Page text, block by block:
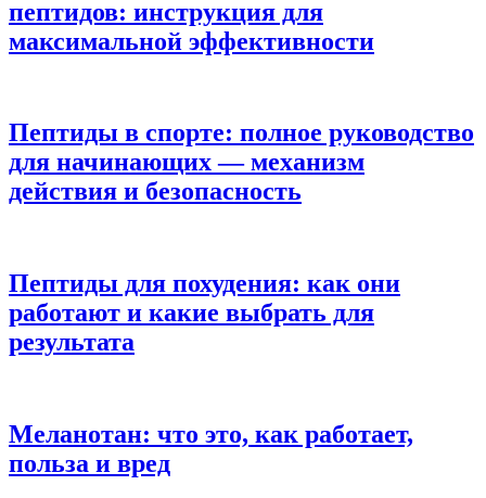
пептидов: инструкция для
максимальной эффективности
Пептиды в спорте: полное руководство
для начинающих — механизм
действия и безопасность
Пептиды для похудения: как они
работают и какие выбрать для
результата
Меланотан: что это, как работает,
польза и вред